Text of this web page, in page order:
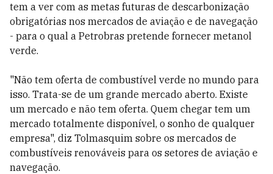
tem a ver com as metas futuras de descarbonização
obrigatórias nos mercados de aviação e de navegação
- para o qual a Petrobras pretende fornecer metanol
verde.
"Não tem oferta de combustível verde no mundo para
isso. Trata-se de um grande mercado aberto. Existe
um mercado e não tem oferta. Quem chegar tem um
mercado totalmente disponível, o sonho de qualquer
empresa", diz Tolmasquim sobre os mercados de
combustíveis renováveis para os setores de aviação e
navegação.